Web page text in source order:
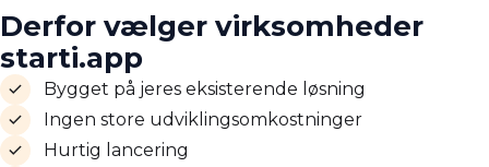
Derfor vælger virksomheder
starti.app
Bygget på jeres eksisterende løsning
Ingen store udviklingsomkostninger
Hurtig lancering